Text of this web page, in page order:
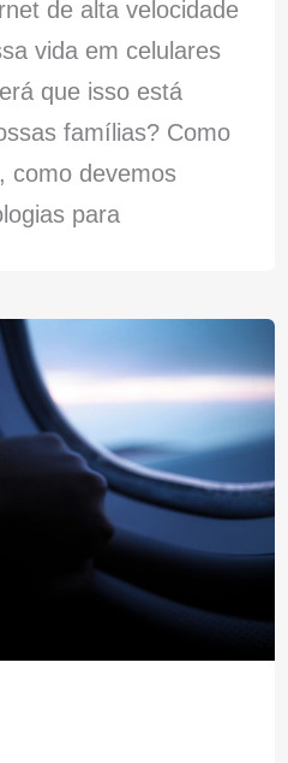
de alta velocidade
vida em celulares
que isso está
famílias? Como
como devemos
para